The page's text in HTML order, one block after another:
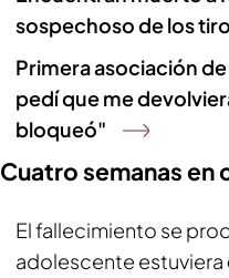
sospechoso de los
Primera asociación
pedí que me
bloqueó"
Cuatro semanas en
El fallecimiento se
adolescente estuviera